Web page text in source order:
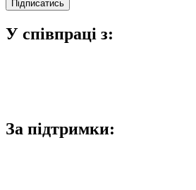
У співпраці з:
За підтримки: